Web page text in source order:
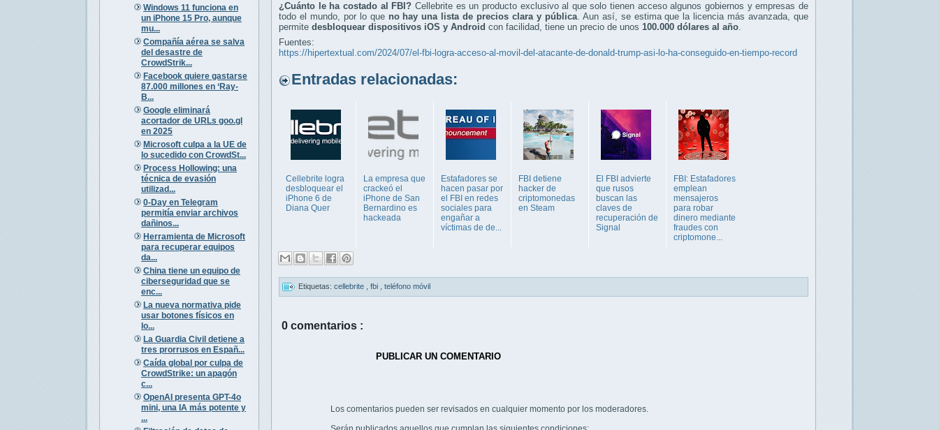
Windows 11 funciona en
un iPhone 15 Pro, aunque
mu...
Compañía aérea se salva
del desastre de
CrowdStrik...
Facebook quiere gastarse
87.000 millones en ‘Ray-
B...
Google eliminará
acortador de URLs goo.gl
en 2025
Microsoft culpa a la UE de
lo sucedido con CrowdSt...
Process Hollowing: una
técnica de evasión
utilizad...
0-Day en Telegram
permitía enviar archivos
dañinos...
Herramienta de Microsoft
para recuperar equipos
da...
China tiene un equipo de
ciberseguridad que se
enc...
La nueva normativa pide
usar botones físicos en
lo...
La Guardia Civil detiene a
tres prorrusos en Españ...
Caída global por culpa de
CrowdStrike: un apagón
c...
OpenAI presenta GPT-4o
mini, una IA más potente y
...
¿Cuánto le ha costado al FBI? Cellebrite es un producto exclusivo al que solo tienen acceso algunos gobiernos y empresas de
todo el mundo, por lo que no hay una lista de precios clara y pública. Aun así, se estima que la licencia más avanzada, que
permite desbloquear dispositivos iOS y Android con facilidad, tiene un precio de unos 100.000 dólares al año.
Fuentes:
https://hipertextual.com/2024/07/el-fbi-logra-acceso-al-movil-del-atacante-de-donald-trump-asi-lo-ha-conseguido-en-tiempo-record
Entradas relacionadas:
Cellebrite logra
desbloquear el
iPhone 6 de
Diana Quer
La empresa que
crackeó el
iPhone de San
Bernardino es
hackeada
Estafadores se
hacen pasar por
el FBI en redes
sociales para
engañar a
víctimas de de...
FBI detiene
hacker de
criptomonedas
en Steam
El FBI advierte
que rusos
buscan las
claves de
recuperación de
Signal
FBI: Estafadores
emplean
mensajeros
para robar
dinero mediante
fraudes con
criptomone...
Etiquetas: cellebrite fbi teléfono móvil
0 comentarios :
PUBLICAR UN COMENTARIO
Los comentarios pueden ser revisados en cualquier momento por los moderadores.